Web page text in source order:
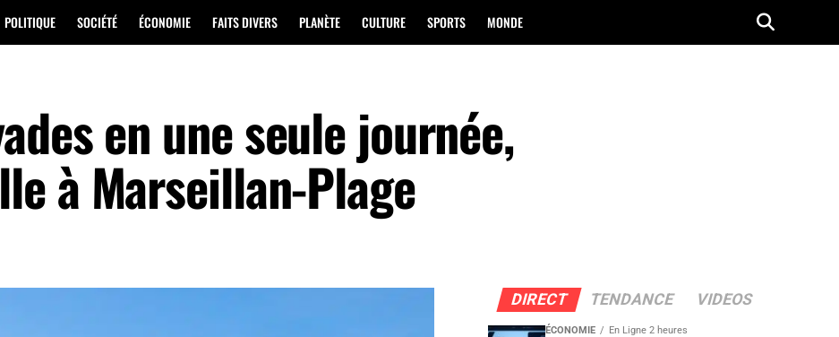
POLITIQUE SOCIÉTÉ ÉCONOMIE FAITS DIVERS PLANÈTE CULTURE SPORTS MONDE
en une seule journée,
à Marseillan-Plage
DIRECT TENDANCE VIDEOS
ÉCONOMIE En Ligne 2 heures